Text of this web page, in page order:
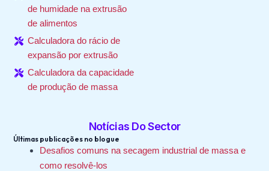
de humidade na extrusão
de alimentos
Calculadora do rácio de
expansão por extrusão
Calculadora da capacidade
de produção de massa
Notícias Do Sector
Últimas publicações no blogue
Desafios comuns na secagem industrial de massa e
como resolvê-los